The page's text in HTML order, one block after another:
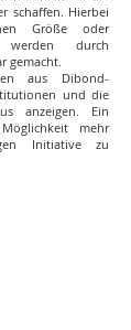
schaffen. Hierbei
Größe oder
durch
gemacht.
aus Dibond-
und die
anzeigen. Ein
mehr
Initiative zu